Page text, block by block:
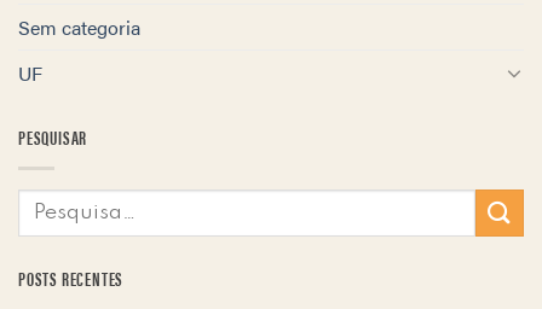
Sem categoria
UF
PESQUISAR
POSTS RECENTES